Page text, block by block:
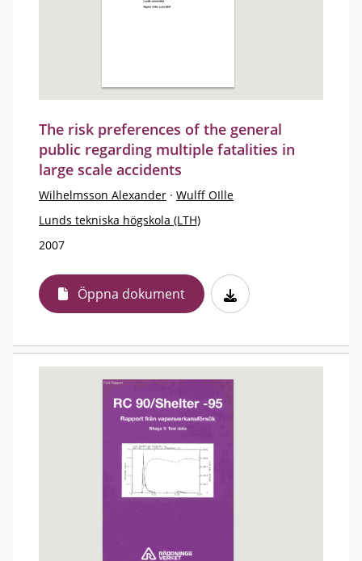
The risk preferences of the general
public regarding multiple fatalities in
large scale accidents
Wilhelmsson Alexander · Wulff OIlle
Lunds tekniska högskola (LTH)
2007
Öppna dokument